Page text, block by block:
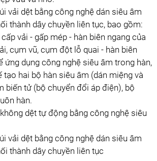
vải dệt bằng công nghệ dán siêu âm
thành dây chuyền liên tục, bao gồm:
vải - gấp mép - hàn biên ngang của
cụm vũ, cụm đột lỗ quai - hàn biên
ứng dụng công nghệ siêu âm trong hàn,
tạo hai bộ hàn siêu âm (dán miệng và
biến tử (bộ chuyển đổi áp điện), bộ
hàn.
vải dệt bằng công nghệ dán siêu âm
thành dây chuyền liên tục